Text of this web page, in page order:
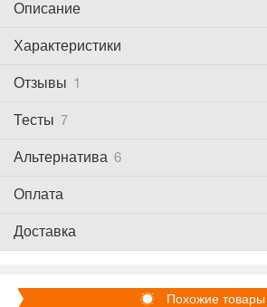
Описание
Характеристики
Отзывы 1
Тесты 7
Альтернатива 6
Оплата
Доставка
Похожие товары